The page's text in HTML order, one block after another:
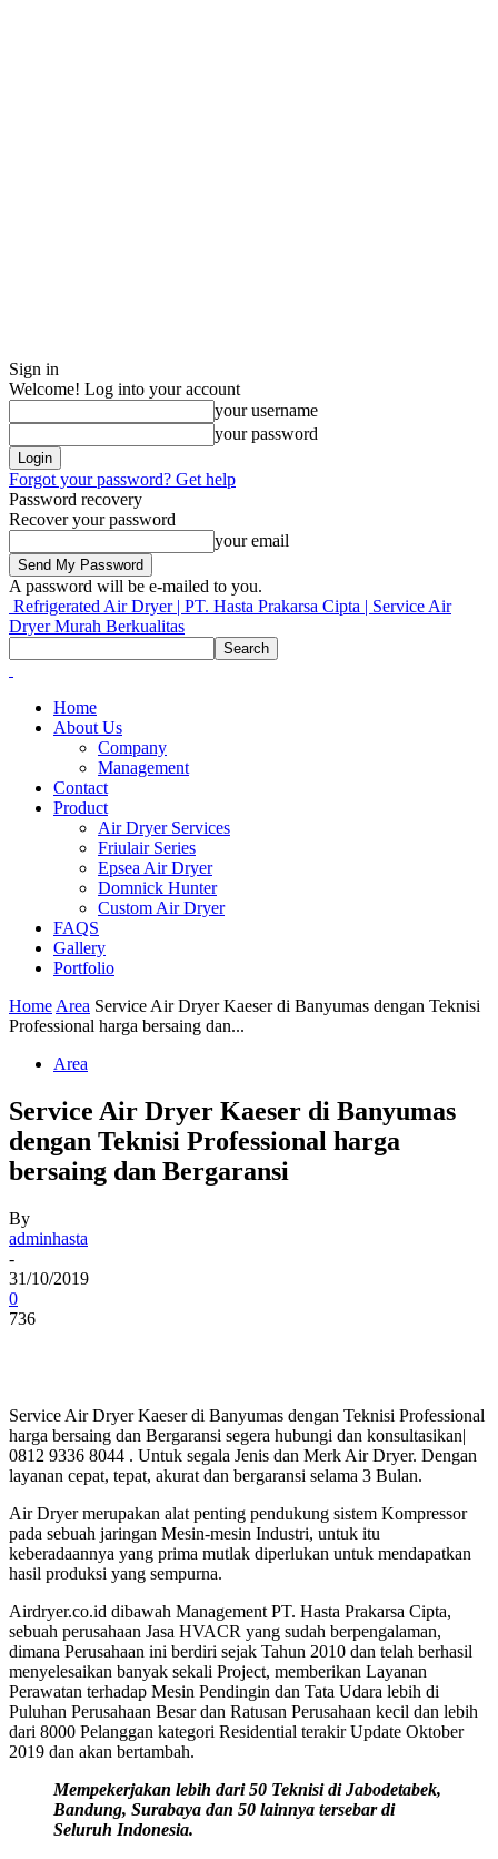
Sign in
Welcome! Log into your account
your username
your password
Forgot your password? Get help
Password recovery
Recover your password
your email
A password will be e-mailed to you.
Refrigerated Air Dryer | PT. Hasta Prakarsa Cipta | Service Air
Dryer Murah Berkualitas
Home
About Us
Company
Management
Contact
Product
Air Dryer Services
Friulair Series
Epsea Air Dryer
Domnick Hunter
Custom Air Dryer
FAQS
Gallery
Portfolio
Home Area Service Air Dryer Kaeser di Banyumas dengan Teknisi
Professional harga bersaing dan...
Area
Service Air Dryer Kaeser di Banyumas
dengan Teknisi Professional harga
bersaing dan Bergaransi
By
adminhasta
-
31/10/2019
0
736
Service Air Dryer Kaeser di Banyumas dengan Teknisi Professional
harga bersaing dan Bergaransi segera hubungi dan konsultasikan|
0812 9336 8044 . Untuk segala Jenis dan Merk Air Dryer. Dengan
layanan cepat, tepat, akurat dan bergaransi selama 3 Bulan.
Air Dryer merupakan alat penting pendukung sistem Kompressor
pada sebuah jaringan Mesin-mesin Industri, untuk itu
keberadaannya yang prima mutlak diperlukan untuk mendapatkan
hasil produksi yang sempurna.
Airdryer.co.id dibawah Management PT. Hasta Prakarsa Cipta,
sebuah perusahaan Jasa HVACR yang sudah berpengalaman,
dimana Perusahaan ini berdiri sejak Tahun 2010 dan telah berhasil
menyelesaikan banyak sekali Project, memberikan Layanan
Perawatan terhadap Mesin Pendingin dan Tata Udara lebih di
Puluhan Perusahaan Besar dan Ratusan Perusahaan kecil dan lebih
dari 8000 Pelanggan kategori Residential terakir Update Oktober
2019 dan akan bertambah.
Mempekerjakan lebih dari 50 Teknisi di Jabodetabek,
Bandung, Surabaya dan 50 lainnya tersebar di
Seluruh Indonesia.